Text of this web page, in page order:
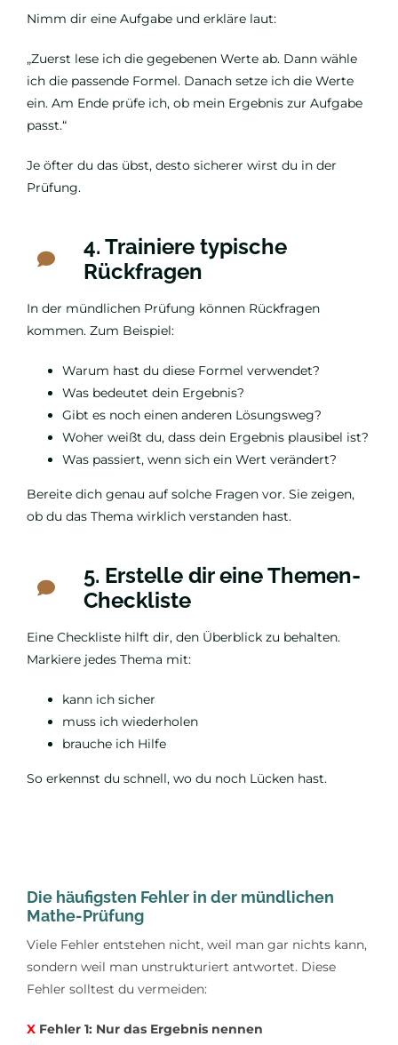
Nimm dir eine Aufgabe und erkläre laut:
„Zuerst lese ich die gegebenen Werte ab. Dann wähle
ich die passende Formel. Danach setze ich die Werte
ein. Am Ende prüfe ich, ob mein Ergebnis zur Aufgabe
passt.“
Je öfter du das übst, desto sicherer wirst du in der
Prüfung.
4. Trainiere typische
Rückfragen
In der mündlichen Prüfung können Rückfragen
kommen. Zum Beispiel:
Warum hast du diese Formel verwendet?
Was bedeutet dein Ergebnis?
Gibt es noch einen anderen Lösungsweg?
Woher weißt du, dass dein Ergebnis plausibel ist?
Was passiert, wenn sich ein Wert verändert?
Bereite dich genau auf solche Fragen vor. Sie zeigen,
ob du das Thema wirklich verstanden hast.
5. Erstelle dir eine Themen-
Checkliste
Eine Checkliste hilft dir, den Überblick zu behalten.
Markiere jedes Thema mit:
kann ich sicher
muss ich wiederholen
brauche ich Hilfe
So erkennst du schnell, wo du noch Lücken hast.
Die häufigsten Fehler in der mündlichen
Mathe-Prüfung
Viele Fehler entstehen nicht, weil man gar nichts kann,
sondern weil man unstrukturiert antwortet. Diese
Fehler solltest du vermeiden:
XFehler 1: Nur das Ergebnis nennen